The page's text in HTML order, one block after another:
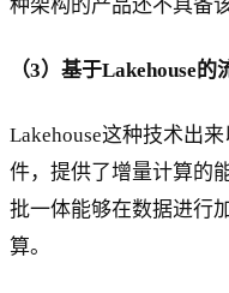
种架构的产品还不具备
（3）基于Lakehouse
Lakehouse这种技术出
件，提供了增量计算的
批一体能够在数据进行
算。